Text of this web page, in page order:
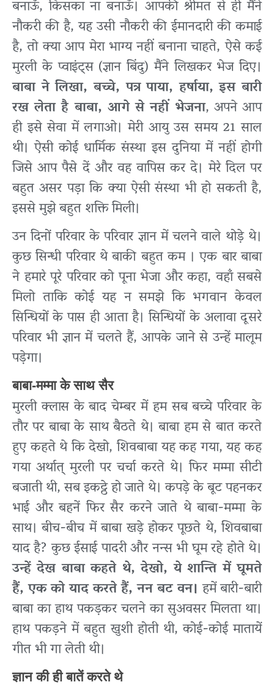
बनाऊँ, किसका ना बनाऊँ। आपकी श्रीमत से ही मैंने
नौकरी की है, यह उसी नौकरी की ईमानदारी की कमाई
है, तो क्या आप मेरा भाग्य नहीं बनाना चाहते, ऐसे कई
मुरली के प्वाइंट्स (ज्ञान बिंदु) मैंने लिखकर भेज दिए।
बाबा ने लिखा, बच्चे, पत्र पाया, हर्षाया, इस बारी
रख लेता है बाबा, आगे से नहीं भेजना, अपने आप
ही इसे सेवा में लगाओ। मेरी आयु उस समय 21 साल
थी। ऐसी कोई धार्मिक संस्था इस दुनिया में नहीं होगी
जिसे आप पैसे दें और वह वापिस कर दे। मेरे दिल पर
बहुत असर पड़ा कि क्या ऐसी संस्था भी हो सकती है,
इससे मुझे बहुत शक्ति मिली।
उन दिनों परिवार के परिवार ज्ञान में चलने वाले थोड़े थे।
कुछ सिन्धी परिवार थे बाकी बहुत कम । एक बार बाबा
ने हमारे पूरे परिवार को पूना भेजा और कहा, वहाँ सबसे
मिलो ताकि कोई यह न समझे कि भगवान केवल
सिन्धियों के पास ही आता है। सिन्धियों के अलावा दूसरे
परिवार भी ज्ञान में चलते हैं, आपके जाने से उन्हें मालूम
पड़ेगा।
बाबा-मम्मा के साथ सैर
मुरली क्लास के बाद चेम्बर में हम सब बच्चे परिवार के
तौर पर बाबा के साथ बैठते थे। बाबा हम से बात करते
हुए कहते थे कि देखो, शिवबाबा यह कह गया, यह कह
गया अर्थात् मुरली पर चर्चा करते थे। फिर मम्मा सीटी
बजाती थी, सब इकट्ठे हो जाते थे। कपड़े के बूट पहनकर
भाई और बहनें फिर सैर करने जाते थे बाबा-मम्मा के
साथ। बीच-बीच में बाबा खड़े होकर पूछते थे, शिवबाबा
याद है? कुछ ईसाई पादरी और नन्स भी घूम रहे होते थे।
उन्हें देख बाबा कहते थे, देखो, ये शान्ति में घूमते
हैं, एक को याद करते हैं, नन बट वन। हमें बारी-बारी
बाबा का हाथ पकड़कर चलने का सुअवसर मिलता था।
हाथ पकड़ने में बहुत खुशी होती थी, कोई-कोई मातायें
गीत भी गा लेती थी।
ज्ञान की ही बातें करते थे